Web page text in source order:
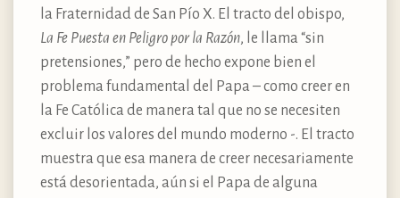
la Fraternidad de San Pío X. El tracto del obispo,
La Fe Puesta en Peligro por la Razón, le llama “sin
pretensiones,” pero de hecho expone bien el
problema fundamental del Papa – como creer en
la Fe Católica de manera tal que no se necesiten
excluir los valores del mundo moderno -. El tracto
muestra que esa manera de creer necesariamente
está desorientada, aún si el Papa de alguna